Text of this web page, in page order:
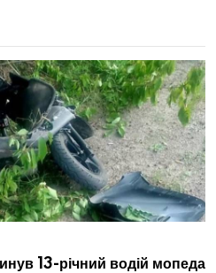
13-річний водій мопеда